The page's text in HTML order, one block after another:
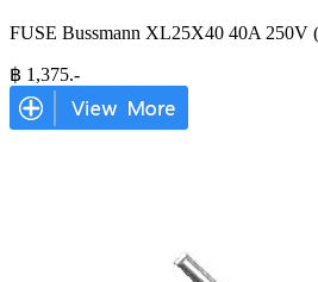
FUSE Bussmann XL25X40 40A 250V
฿ 1,375.-